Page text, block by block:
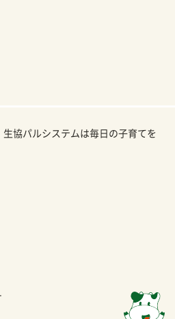
協パルシステムは毎日の子育てを